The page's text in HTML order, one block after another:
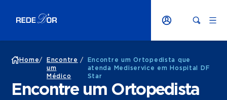
Home/
Encontre
um
Médico
/
Encontre um Ortopedista que
atenda Mediservice em Hospital DF
Star
Encontre um Ortopedista